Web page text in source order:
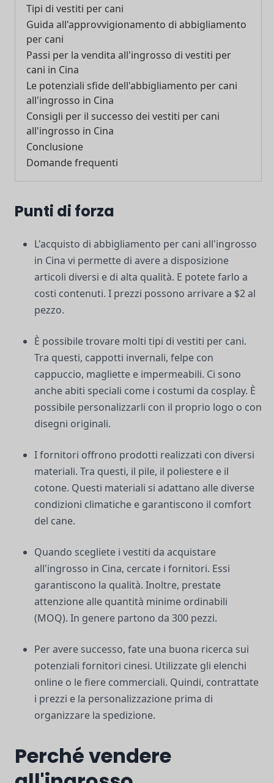
Tipi di vestiti per cani
Guida all'approvvigionamento di abbigliamento
per cani
Passi per la vendita all'ingrosso di vestiti per
cani in Cina
Le potenziali sfide dell'abbigliamento per cani
all'ingrosso in Cina
Consigli per il successo dei vestiti per cani
all'ingrosso in Cina
Conclusione
Domande frequenti
Punti di forza
L'acquisto di abbigliamento per cani all'ingrosso
in Cina vi permette di avere a disposizione
articoli diversi e di alta qualità. E potete farlo a
costi contenuti. I prezzi possono arrivare a $2 al
pezzo.
È possibile trovare molti tipi di vestiti per cani.
Tra questi, cappotti invernali, felpe con
cappuccio, magliette e impermeabili. Ci sono
anche abiti speciali come i costumi da cosplay. È
possibile personalizzarli con il proprio logo o con
disegni originali.
I fornitori offrono prodotti realizzati con diversi
materiali. Tra questi, il pile, il poliestere e il
cotone. Questi materiali si adattano alle diverse
condizioni climatiche e garantiscono il comfort
del cane.
Quando scegliete i vestiti da acquistare
all'ingrosso in Cina, cercate i fornitori. Essi
garantiscono la qualità. Inoltre, prestate
attenzione alle quantità minime ordinabili
(MOQ). In genere partono da 300 pezzi.
Per avere successo, fate una buona ricerca sui
potenziali fornitori cinesi. Utilizzate gli elenchi
online o le fiere commerciali. Quindi, contrattate
i prezzi e la personalizzazione prima di
organizzare la spedizione.
Perché vendere